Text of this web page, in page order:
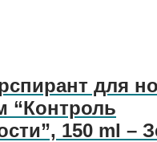
для
“Контроль
150 ml –